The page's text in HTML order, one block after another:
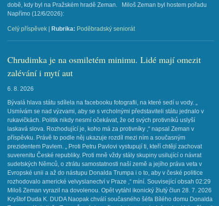
době, kdy byl na Pražském hradě Zeman. Miloš Zeman byl hostem pořadu
Napřímo (12/6/2026): ​
Celý příspěvek Rubrika: Poděbradský seniorát
Chrudimka je na osmiletém minimu. Lidé mají omezit
zalévání i mytí aut
6. 8. 2026
Bývalá hlava státu sdílela na facebooku fotografii, na které sedí u vody. „
Usmívám se nad výzvami, aby se s vrcholnými představiteli státu jednalo v
rukavičkách. Politik nikdy nesmí očekávat, že od svých protivníků uslyší
laskavá slova. Rozhodující je, koho má za protivníky ,“ napsal Zeman v
příspěvku. Právě to podle něj ukazuje rozdíl mezi ním a současným
prezidentem Pavlem. „ Proti Petru Pavlovi vystupují ti, kteří chtějí zachovat
suverenitu České republiky. Proti mně vždy stály skupiny usilující o návrat
sudetských Němců, o ztrátu samostatnosti naší země a jejího práva veta v
Evropské unii a až do nástupu Donalda Trumpa i o to, aby v české politice
rozhodovalo americké velvyslanectví v Praze ,“ míní. Související obsah 02:29
Miloš Zeman vyrazil na dovolenou. Opět vytáhl ikonický žlutý člun 28. 7. 2026
Kryštof Duda K. DUDA Naopak chválí současného šéfa Bílého domu Donalda